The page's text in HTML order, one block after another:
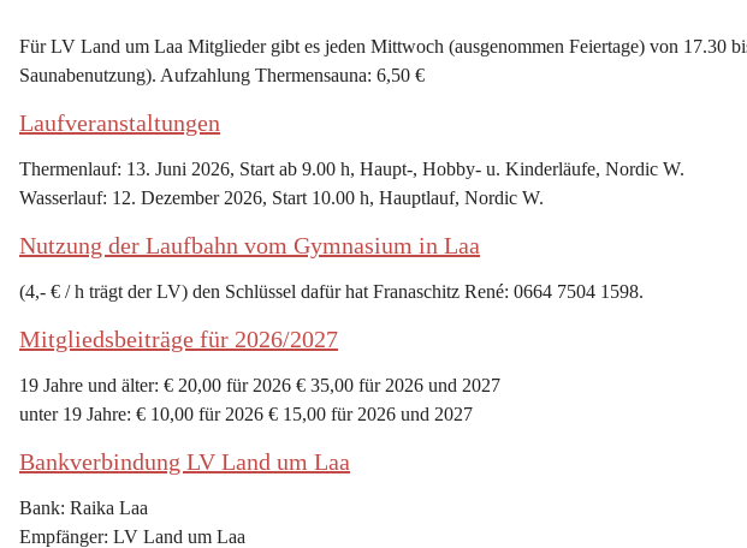
Für LV Land um Laa Mitglieder gibt es jeden Mittwoch (ausgenommen Feiertage) von
Saunabenutzung). Aufzahlung Thermensauna: 6,50 €
Laufveranstaltungen
Thermenlauf: 13. Juni 2026, Start ab 9.00 h, Haupt-, Hobby- u. Kinderläufe, Nordic W.
Wasserlauf: 12. Dezember 2026, Start 10.00 h, Hauptlauf, Nordic W.
Nutzung der Laufbahn vom Gymnasium in Laa
(4,- € / h trägt der LV) den Schlüssel dafür hat Franaschitz René: 0664 7504 1598.
Mitgliedsbeiträge für 2026/2027
19 Jahre und älter: € 20,00 für 2026 € 35,00 für 2026 und 2027
unter 19 Jahre: € 10,00 für 2026 € 15,00 für 2026 und 2027
Bankverbindung LV Land um Laa
Bank: Raika Laa
Empfänger: LV Land um Laa